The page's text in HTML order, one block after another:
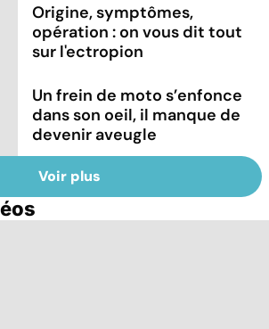
Origine, symptômes,
opération : on vous dit tout
sur l'ectropion
Un frein de moto s’enfonce
dans son oeil, il manque de
devenir aveugle
Voir plus